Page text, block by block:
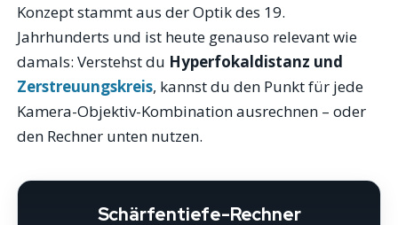
Konzept stammt aus der Optik des 19.
Jahrhunderts und ist heute genauso relevant wie
damals: Verstehst du Hyperfokaldistanz und
Zerstreuungskreis, kannst du den Punkt für jede
Kamera-Objektiv-Kombination ausrechnen – oder
den Rechner unten nutzen.
Schärfentiefe-Rechner